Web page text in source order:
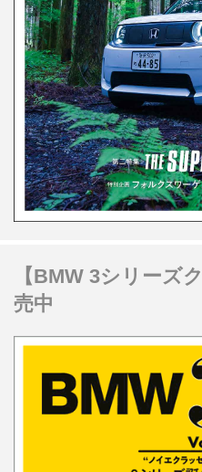
【BMW 3シリーズ
売中